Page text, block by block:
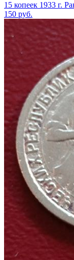
15 копеек 1933 г.
150 руб.